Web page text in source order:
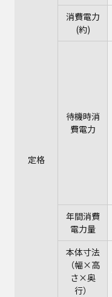
定格
消費電力
(約)
待機時消
費電力
年間消費
電力量
本体寸法
（幅×高
さ×奥
行）